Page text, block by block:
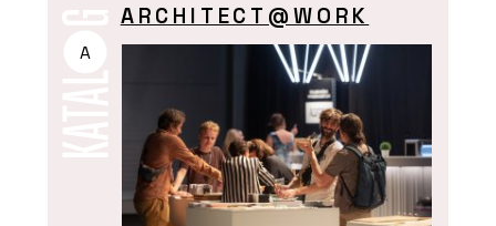
A
ARCHITECT@WORK